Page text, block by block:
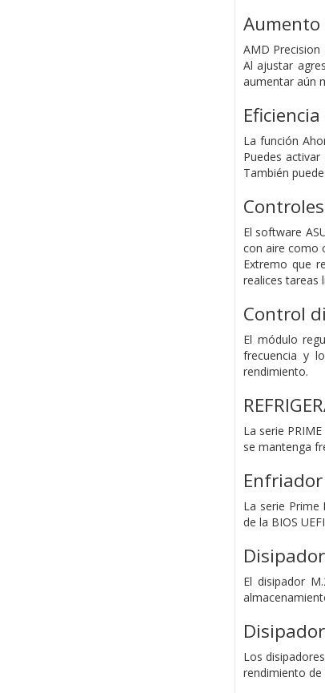
Aumento
AMD
Al ajustar
aumentar aún
La función
Puedes
También
El software
con aire como
Extremo que
realices tareas
Control
El módulo
frecuencia y
rendimiento.
La serie
se mantenga
La serie
de la BIOS
El disipador
Los
rendimiento de